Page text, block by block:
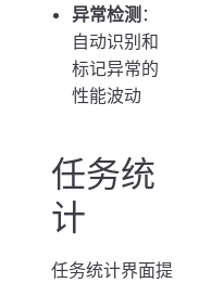
异常检测 ：
自动识别和
标记异常的
性能波动
任务统
计
任务统计界面提